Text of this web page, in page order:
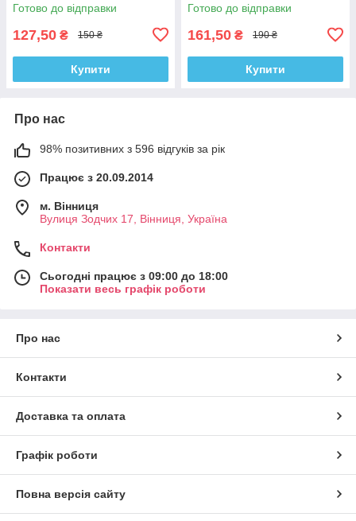
Готово до відправки
127,50 ₴ 150 ₴
Купити
Готово до відправки
161,50 ₴ 190 ₴
Купити
Про нас
98% позитивних з 596 відгуків за рік
Працює з 20.09.2014
м. Вінниця
Вулиця Зодчих 17, Вінниця, Україна
Контакти
Сьогодні працює з 09:00 до 18:00
Показати весь графік роботи
Про нас
Контакти
Доставка та оплата
Графік роботи
Повна версія сайту